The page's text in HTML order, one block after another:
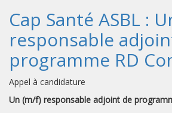
Cap Santé ASBL :
responsable
programme RD
Appel à candidature
Un (m/f) responsable adjoint de